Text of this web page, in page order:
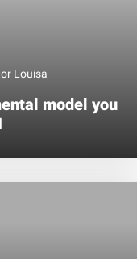
Louisa
model you